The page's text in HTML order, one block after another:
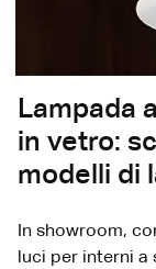
Lampada
in vetro:
modelli di
In showroom,
luci per interni a